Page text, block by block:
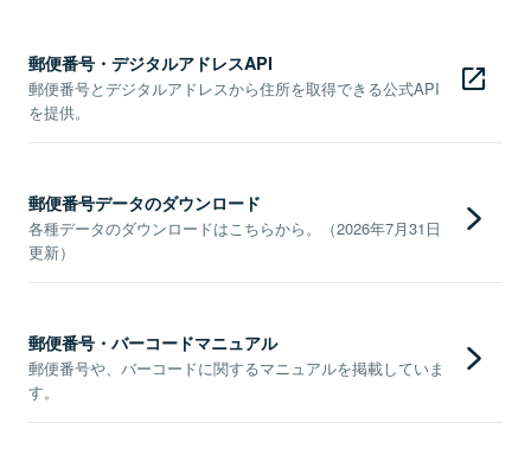
郵便番号・デジタルアドレスAPI
郵便番号とデジタルアドレスから住所を取得できる公式API
を提供。
郵便番号データのダウンロード
各種データのダウンロードはこちらから。（2026年7月31日
更新）
郵便番号・バーコードマニュアル
郵便番号や、バーコードに関するマニュアルを掲載していま
す。